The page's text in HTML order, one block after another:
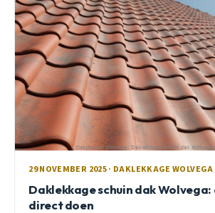
29 NOVEMBER 2025 · DAKLEKKAGE WOLVEGA
Daklekkage schuin dak
direct doen